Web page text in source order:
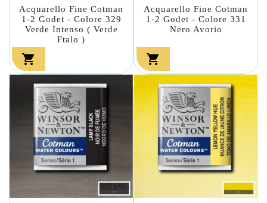
Acquarello Fine Cotman
1-2 Godet - Colore 329
Verde Intenso ( Verde
Ftalo )

Acquarello Fine Cotman
1-2 Godet - Colore 331
Nero Avorio
